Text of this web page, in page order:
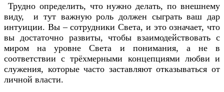
Трудно определить, что нужно делать, по внешнему
виду, и тут важную роль должен сыграть ваш дар
интуиции. Вы – сотрудники Света, и это означает, что
вы достаточно развиты, чтобы взаимодействовать с
миром на уровне Света и понимания, а не в
соответствии с трёхмерными концепциями любви и
служения, которые часто заставляют отказываться от
личной власти.